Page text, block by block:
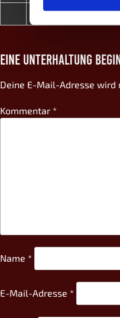
4MP
EINE UNTERHALTUNG
Deine E-Mail-Adresse wird
Kommentar *
Name *
E-Mail-Adresse *